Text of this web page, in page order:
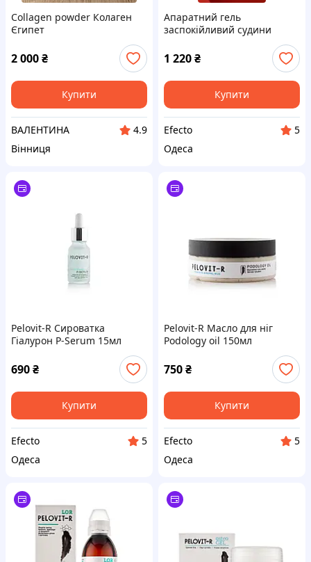
Collagen powder Колаген
Єгипет
2 000₴
Купити
ВАЛЕНТИНА
4.9
Вінниця
Апаратний гель
заспокійливий судини
Lamic Gel lentitivo per i vasi
250ml
1 220₴
Купити
Efecto
5
Одеса
Pelovit-R Сироватка
Гіалурон P-Serum 15мл
690₴
Купити
Efecto
5
Одеса
Pelovit-R Масло для ніг
Podology oil 150мл
750₴
Купити
Efecto
5
Одеса